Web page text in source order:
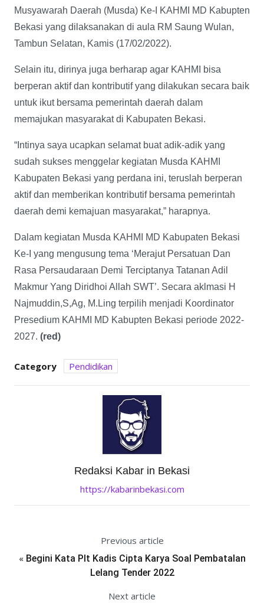
Musyawarah Daerah (Musda) Ke-I KAHMI MD Kabupten
Bekasi yang dilaksanakan di aula RM Saung Wulan,
Tambun Selatan, Kamis (17/02/2022).
Selain itu, dirinya juga berharap agar KAHMI bisa
berperan aktif dan kontributif yang dilakukan secara baik
untuk ikut bersama pemerintah daerah dalam
memajukan masyarakat di Kabupaten Bekasi.
“Intinya saya ucapkan selamat buat adik-adik yang
sudah sukses menggelar kegiatan Musda KAHMI
Kabupaten Bekasi yang perdana ini, teruslah berperan
aktif dan memberikan kontributif bersama pemerintah
daerah demi kemajuan masyarakat,” harapnya.
Dalam kegiatan Musda KAHMI MD Kabupaten Bekasi
Ke-I yang mengusung tema ‘Merajut Persatuan Dan
Rasa Persaudaraan Demi Terciptanya Tatanan Adil
Makmur Yang Diridhoi Allah SWT’. Secara aklmasi H
Najmuddin,S,Ag, M.Ling terpilih menjadi Koordinator
Presedium KAHMI MD Kabupten Bekasi periode 2022-
2027. (red)
Category Pendidikan
Redaksi Kabar in Bekasi
https://kabarinbekasi.com
Previous article
« Begini Kata Plt Kadis Cipta Karya Soal Pembatalan
Lelang Tender 2022
Next article